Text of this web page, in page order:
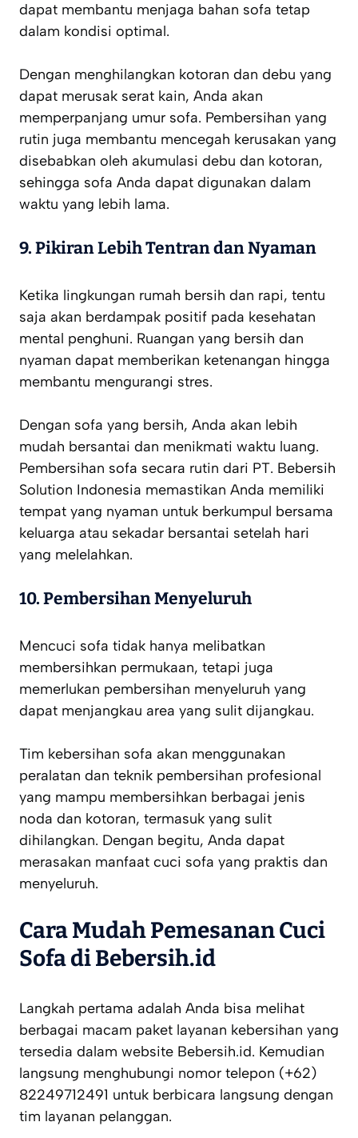
dapat membantu menjaga bahan sofa tetap
dalam kondisi optimal.
Dengan menghilangkan kotoran dan debu yang
dapat merusak serat kain, Anda akan
memperpanjang umur sofa. Pembersihan yang
rutin juga membantu mencegah kerusakan yang
disebabkan oleh akumulasi debu dan kotoran,
sehingga sofa Anda dapat digunakan dalam
waktu yang lebih lama.
9.Pikiran Lebih Tentran dan Nyaman
Ketika lingkungan rumah bersih dan rapi, tentu
saja akan berdampak positif pada kesehatan
mental penghuni. Ruangan yang bersih dan
nyaman dapat memberikan ketenangan hingga
membantu mengurangi stres.
Dengan sofa yang bersih, Anda akan lebih
mudah bersantai dan menikmati waktu luang.
Pembersihan sofa secara rutin dari PT. Bebersih
Solution Indonesia memastikan Anda memiliki
tempat yang nyaman untuk berkumpul bersama
keluarga atau sekadar bersantai setelah hari
yang melelahkan.
10.Pembersihan Menyeluruh
Mencuci sofa tidak hanya melibatkan
membersihkan permukaan, tetapi juga
memerlukan pembersihan menyeluruh yang
dapat menjangkau area yang sulit dijangkau.
Tim kebersihan sofa akan menggunakan
peralatan dan teknik pembersihan profesional
yang mampu membersihkan berbagai jenis
noda dan kotoran, termasuk yang sulit
dihilangkan. Dengan begitu, Anda dapat
merasakan manfaat cuci sofa yang praktis dan
menyeluruh.
Cara Mudah Pemesanan Cuci
Sofa di Bebersih.id
Langkah pertama adalah Anda bisa melihat
berbagai macam paket layanan kebersihan yang
tersedia dalam website Bebersih.id. Kemudian
langsung menghubungi nomor telepon (+62)
82249712491 untuk berbicara langsung dengan
tim layanan pelanggan.